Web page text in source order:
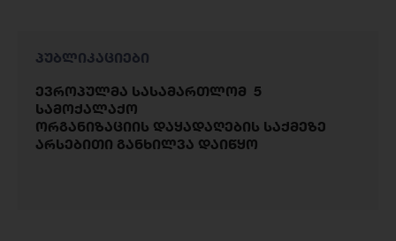
პუბლიკაციები
ევროპულმა სასამართლომ 5
სამოქალაქო
ორგანიზაციის დაყადაღების საქმეზე
არსებითი განხილვა დაიწყო